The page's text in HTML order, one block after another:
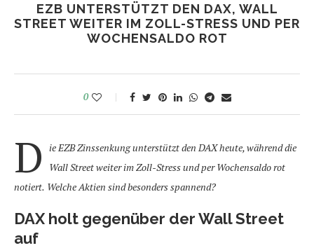
EZB UNTERSTÜTZT DEN DAX, WALL
STREET WEITER IM ZOLL-STRESS UND PER
WOCHENSALDO ROT
0
D ie EZB Zinssenkung unterstützt den DAX heute, während die
Wall Street weiter im Zoll-Stress und per Wochensaldo rot
notiert. Welche Aktien sind besonders spannend?
DAX holt gegenüber der Wall Street
auf